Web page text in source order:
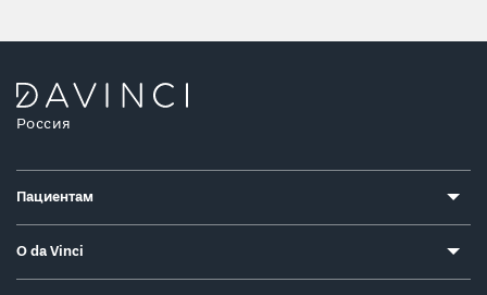
Россия
Пациентам
О da Vinci